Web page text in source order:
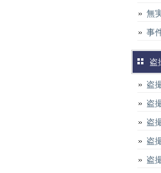
無
事
盗
盗
盗
盗
盗
盗